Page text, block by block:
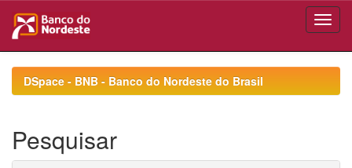
navigationDSpace - BNB - Banco do Nordeste do Brasil
Pesquisar